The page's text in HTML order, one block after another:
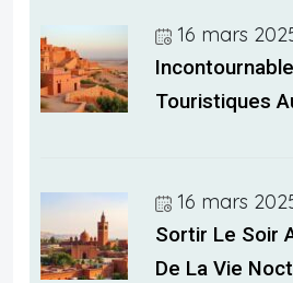
16 mars
Touristiques
16 mars
Sortir Le Soir
De La Vie